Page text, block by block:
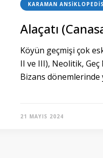
KARAMAN
Alaçatı
Köyün geçmişi çok
II ve III), Neolitik,
Bizans
21 MAYIS 2024